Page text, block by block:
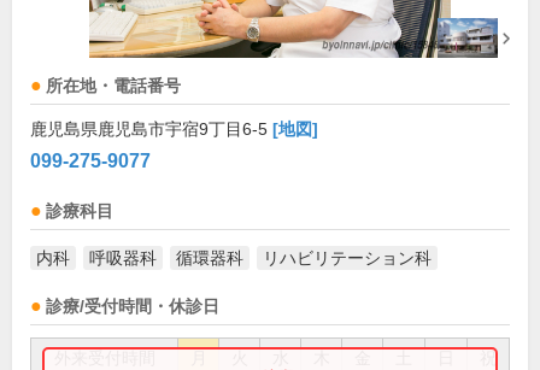
所在地・電話番号
鹿児島県鹿児島市宇宿9丁目6-5 [地図]
099-275-9077
診療科目
内科 呼吸器科 循環器科 リハビリテーション科
診療/受付時間・休診日
祝